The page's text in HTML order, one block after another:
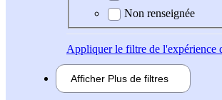
Non renseignée
Appliquerle filtre de l'expérience
Afficher Plus de filtres